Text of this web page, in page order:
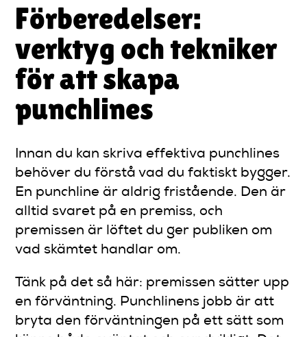
Förberedelser:
verktyg och tekniker
för att skapa
punchlines
Innan du kan skriva effektiva punchlines
behöver du förstå vad du faktiskt bygger.
En punchline är aldrig fristående. Den är
alltid svaret på en premiss, och
premissen är löftet du ger publiken om
vad skämtet handlar om.
Tänk på det så här: premissen sätter upp
en förväntning. Punchlinens jobb är att
bryta den förväntningen på ett sätt som